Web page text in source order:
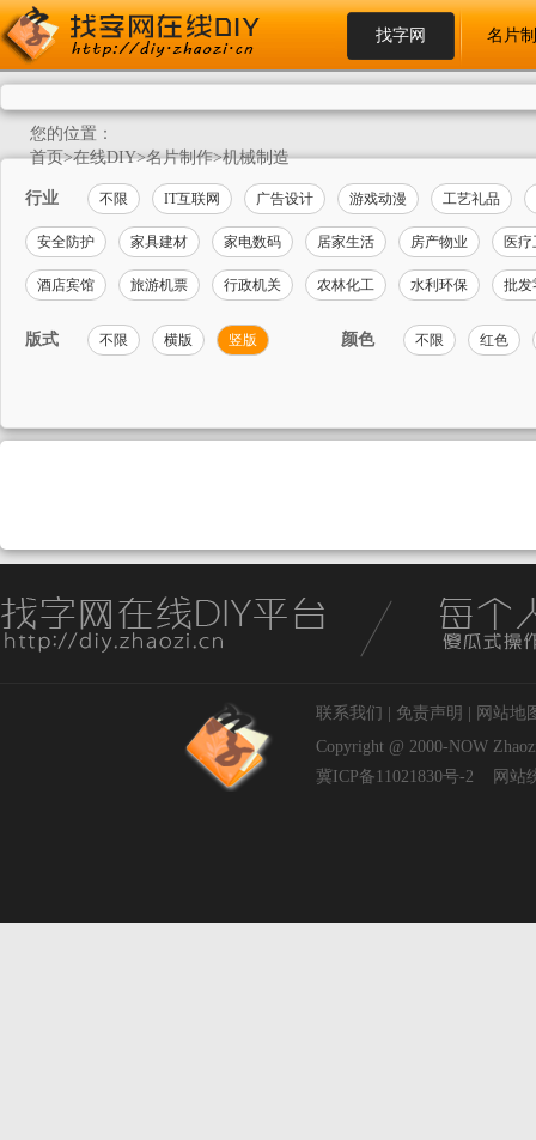
找字网 名片
您的位置：
首页>在线DIY>名片制作>机械制造
行业 不限 IT互联网 广告设计 游戏动漫 工艺礼品
安全防护 家具建材 家电数码 居家生活 房产物业 医
酒店宾馆 旅游机票 行政机关 农林化工 水利环保 批发
版式 不限 横版 竖版 颜色 不限 红色
联系我们 免责声明
网站地
Copyright @ 2000-NOW
冀ICP备11021830号-2
网站